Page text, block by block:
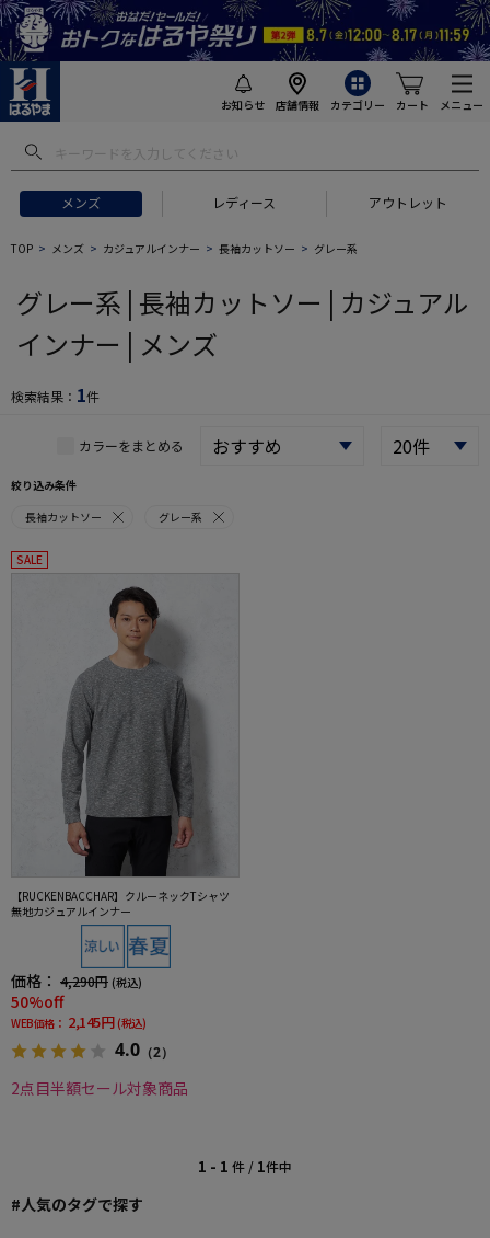
お知らせ 店舗情報 カテゴリー カート メニュー
メンズ レディース アウトレット
フトにおすすめ #セットアップ スーツ
TOP メンズ カジュアルインナー 長袖カットソー グレー系
グレー系 | 長袖カットソー | カジュアル
インナー | メンズ
検索結果： 1件
カラーをまとめる
絞り込み条件
長袖カットソー
グレー系
SALE
【RUCKENBACCHAR】クルーネックTシャツ
無地カジュアルインナー
価格： 4,290円 (税込)
50%off
WEB価格： 2,145円 (税込)
4.0 （2）
2点目半額セール対象商品
1 - 1 件 / 1件中
#人気のタグで探す